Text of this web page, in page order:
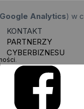
Google Analytics) w
.
KONTAKT
PARTNERZY
CYBERBIZNESU